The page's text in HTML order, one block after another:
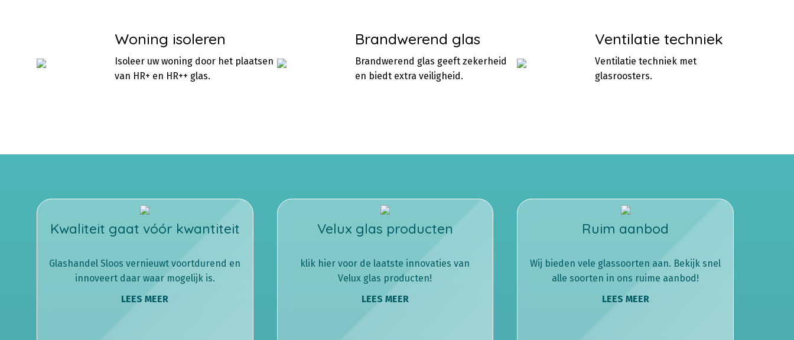
Woning isoleren
Isoleer uw woning door het plaatsen
van HR+ en HR++ glas.
Brandwerend glas
Brandwerend glas geeft zekerheid
en biedt extra veiligheid.
Ventilatie techniek
Ventilatie techniek met
glasroosters.
Kwaliteit gaat vóór kwantiteit
Glashandel Sloos vernieuwt voortdurend en
innoveert daar waar mogelijk is.
LEES MEER
Velux glas producten
klik hier voor de laatste innovaties van
Velux glas producten!
LEES MEER
Ruim aanbod
Wij bieden vele glassoorten aan. Bekijk snel
alle soorten in ons ruime aanbod!
LEES MEER